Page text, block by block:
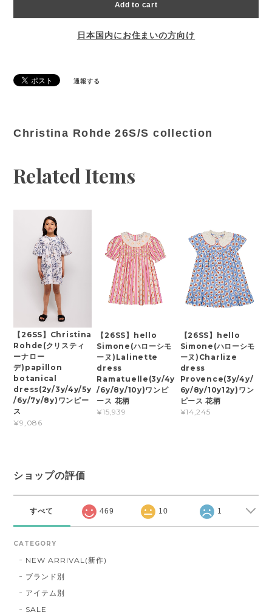
Add to cart
日本国内にお住まいの方向け
通報する
Christina Rohde 26S/S collection
Related Items
【26SS】Christina
Rohde(クリスティ
ーナロー
デ)papillon
botanical
dress(2y/3y/4y/5y
/6y/7y/8y)ワンピー
ス
¥9,086
【26SS】hello
Simone(ハローシモ
ーヌ)Lalinette
dress
Ramatuelle(3y/4y
/6y/8y/10y)ワンピ
ース 花柄
¥15,939
【26SS】hello
Simone(ハローシモ
ーヌ)Charlize
dress
Provence(3y/4y/
6y/8y/10y12y)ワン
ピース 花柄
¥14,245
ショップの評価
すべて 469 10 1
CATEGORY
NEW ARRIVAL(新作)
ブランド別
アイテム別
SALE